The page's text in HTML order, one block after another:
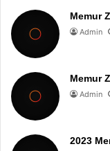
Memur
Admin
Memur
Admin
2023